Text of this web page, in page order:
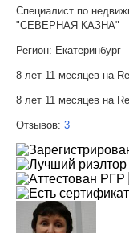
Специалист по
"СЕВЕРНАЯ КАЗНА"
Регион: Екатеринбург
8 лет 11 месяцев на
8 лет 11 месяцев на
Отзывов: 3